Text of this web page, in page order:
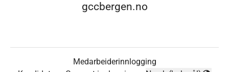
gccbergen.no
Medarbeiderinnlogging